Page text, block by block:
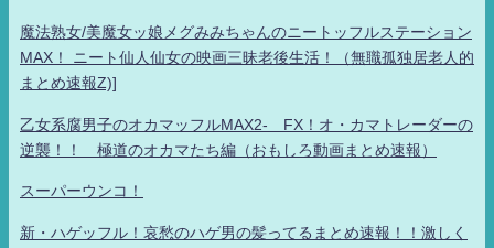
魔法熟女/美魔女ッ娘メグみみちゃんのニートッフルステーション
MAX！ ニート仙人仙女の映画三昧老後生活！（無職孤独居老人的
まとめ速報Z)]
乙女系腐男子のオカマッフルMAX2- FX！オ・カマトレーダーの
逆襲！！ 極道のオカマたち編（おもしろ動画まとめ速報）
スーパーウンコ！
新・ハゲッフル！哀愁のハゲ男の髪ってるまとめ速報！！激しく